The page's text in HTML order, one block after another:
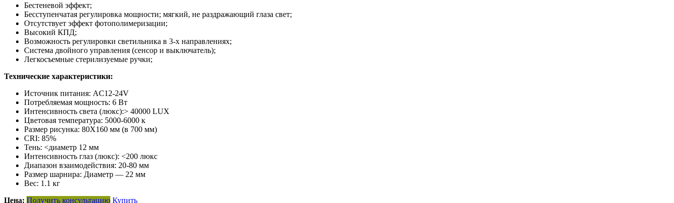
Бестеневой эффект;
Бесступенчатая регулировка мощности; мягкий, не раздражающий глаза свет;
Отсутствует эффект фотополимеризации;
Высокий КПД;
Возможность регулировки светильника в 3-х направлениях;
Система двойного управления (сенсор и выключатель);
Легкосъемные стерилизуемые ручки;
Технические характеристики:
Источник питания: AC12-24V
Потребляемая мощность: 6 Вт
Интенсивность света (люкс):> 40000 LUX
Цветовая температура: 5000-6000 к
Размер рисунка: 80X160 мм (в 700 мм)
CRI: 85%
Тень: <диаметр 12 мм
Интенсивность глаз (люкс): <200 люкс
Диапазон взаимодействия: 20-80 мм
Размер шарнира: Диаметр — 22 мм
Вес: 1.1 кг
Цена: Получить консультацию Купить